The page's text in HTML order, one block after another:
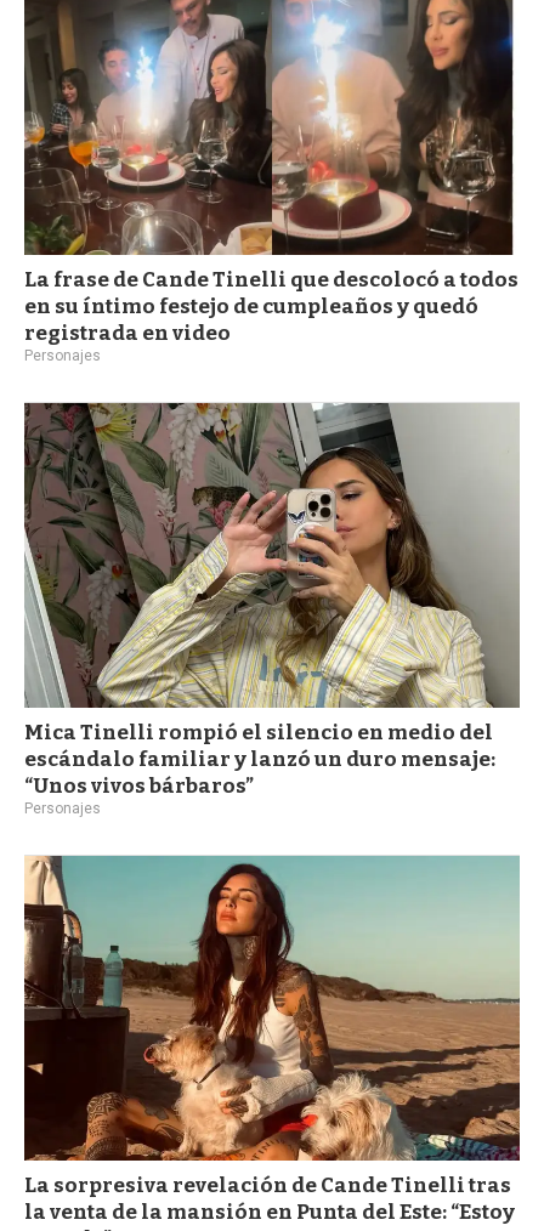
La frase de Cande Tinelli que descolocó a todos
en su íntimo festejo de cumpleaños y quedó
registrada en video
Personajes
Mica Tinelli rompió el silencio en medio del
escándalo familiar y lanzó un duro mensaje:
“Unos vivos bárbaros”
Personajes
La sorpresiva revelación de Cande Tinelli tras
la venta de la mansión en Punta del Este: “Estoy